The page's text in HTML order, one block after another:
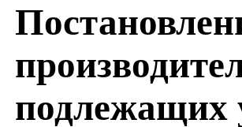
подлежащих